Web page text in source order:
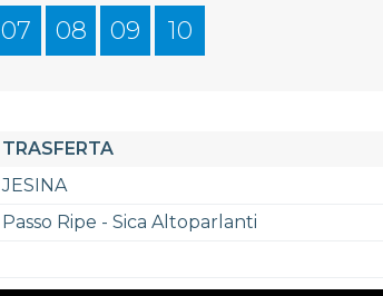
07 08 09 10
TRASFERTA
JESINA
Passo Ripe - Sica Altoparlanti